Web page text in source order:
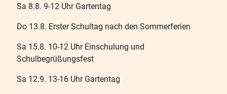
Sa 8.8. 9-12 Uhr Gartentag
Do 13.8. Erster Schultag nach den Sommerferien
Sa 15.8. 10-12 Uhr Einschulung und
Schulbegrüßungsfest
Sa 12.9. 13-16 Uhr Gartentag